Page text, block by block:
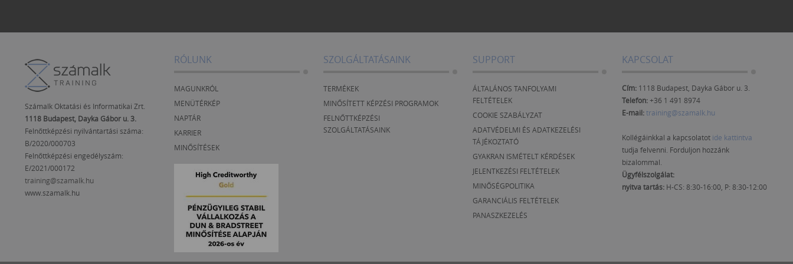
formázás: AI-alapú tippek LiveDemo: „Nulláról profi dokumentumig” pár kattintással
Számalk Oktatási és Informatikai Zrt.
1118 Budapest, Dayka Gábor u. 3.
Felnőttképzési nyilvántartási száma:
B/2020/000703
Felnőttképzési engedélyszám:
E/2021/000172
training@szamalk.hu
www.szamalk.hu
RÓLUNK
MAGUNKRÓL
MENÜTÉRKÉP
NAPTÁR
KARRIER
MINŐSÍTÉSEK
SZOLGÁLTATÁSAINK
TERMÉKEK
MINŐSÍTETT KÉPZÉSI PROGRAMOK
FELNŐTTKÉPZÉSI
SZOLGÁLTATÁSAINK
SUPPORT
ÁLTALÁNOS TANFOLYAMI
FELTÉTELEK
COOKIE SZABÁLYZAT
ADATVÉDELMI ÉS ADATKEZELÉSI
TÁJÉKOZTATÓ
GYAKRAN ISMÉTELT KÉRDÉSEK
JELENTKEZÉSI FELTÉTELEK
MINŐSÉGPOLITIKA
GARANCIÁLIS FELTÉTELEK
PANASZKEZELÉS
KAPCSOLAT
Cím: 1118 Budapest, Dayka Gábor u. 3.
Telefon:+36 1 491 8974
E-mail:training@szamalk.hu
Kollégáinkkal a kapcsolatot ide kattintva
tudja felvenni. Forduljon hozzánk
bizalommal.
Ügyfélszolgálat:
nyitva tartás: H-CS: 8:30-16:00, P: 8:30-12:00